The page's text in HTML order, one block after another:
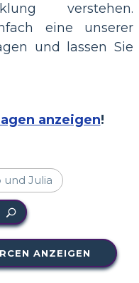
verstehen.
eine unserer
und lassen Sie
anzeigen!
ANZEIGEN